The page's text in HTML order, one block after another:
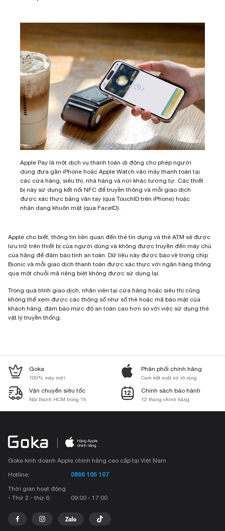
Apple Pay là một dịch vụ thanh toán di động cho phép người
dùng đưa gần iPhone hoặc Apple Watch vào máy thanh toán tại
các cửa hàng, siêu thị, nhà hàng và nơi khác tương tự. Các thiết
bị này sử dụng kết nối NFC để truyền thông và mỗi giao dịch
được xác thực bằng vân tay (qua TouchID trên iPhone) hoặc
nhận dạng khuôn mặt (qua FaceID).
Apple cho biết, thông tin liên quan đến thẻ tín dụng và thẻ ATM sẽ được
lưu trữ trên thiết bị của người dùng và không được truyền đến máy chủ
của hãng để đảm bảo tính an toàn. Dữ liệu này được bảo vệ trong chip
Bionic và mỗi giao dịch thanh toán được xác thực với ngân hàng thông
qua một chuỗi mã riêng biệt không được sử dụng lại.
Trong quá trình giao dịch, nhân viên tại cửa hàng hoặc siêu thị cũng
không thể xem được các thông số như số thẻ hoặc mã bảo mật của
khách hàng, đảm bảo mức độ an toàn cao hơn so với việc sử dụng thẻ
vật lý truyền thống.
Goka
100% máy mới
Phân phối chính hãng
Cam kết xuất xứ rõ ràng
Vận chuyển siêu tốc
Nội thành HCM trong 1h
Chính sách bảo hành
12 tháng chính hãng
Goka kinh doanh Apple chính hãng cao cấp tại Việt Nam
Hotline:
0866 105 107
Thời gian hoạt động
• Thứ 2 - thứ 6:
09:00 - 17:00